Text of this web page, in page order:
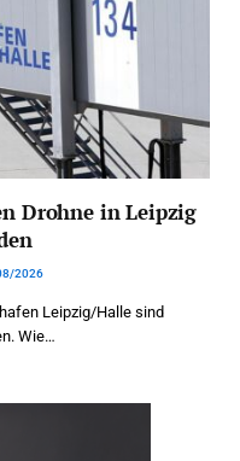
Drohne in Leipzig
2026
Leipzig/Halle sind
Wie…